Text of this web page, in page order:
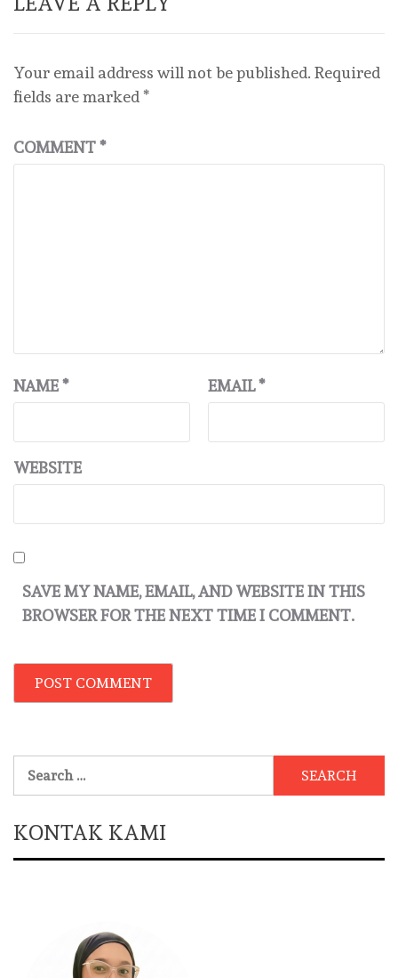
Your email address will not be published. Required
fields are marked *
COMMENT*
NAME* EMAIL*
WEBSITE
SAVE MY NAME, EMAIL, AND WEBSITE IN THIS
BROWSER FOR THE NEXT TIME I COMMENT.
for:
KONTAK KAMI